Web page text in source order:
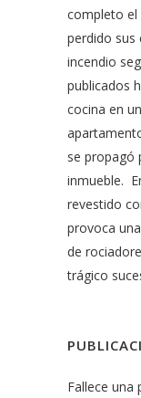
completo
perdido sus
incendio
publicados
cocina en
se propagó
inmueble.
revestido
provoca
de
trágico
Fallece una